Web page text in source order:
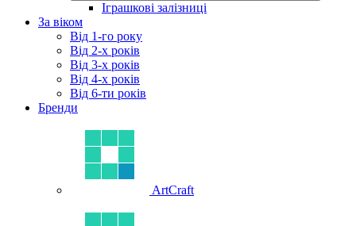
Іграшкові залізниці
За віком
Від 1-го року
Від 2-х років
Від 3-х років
Від 4-х років
Від 6-ти років
Бренди
ArtCraft